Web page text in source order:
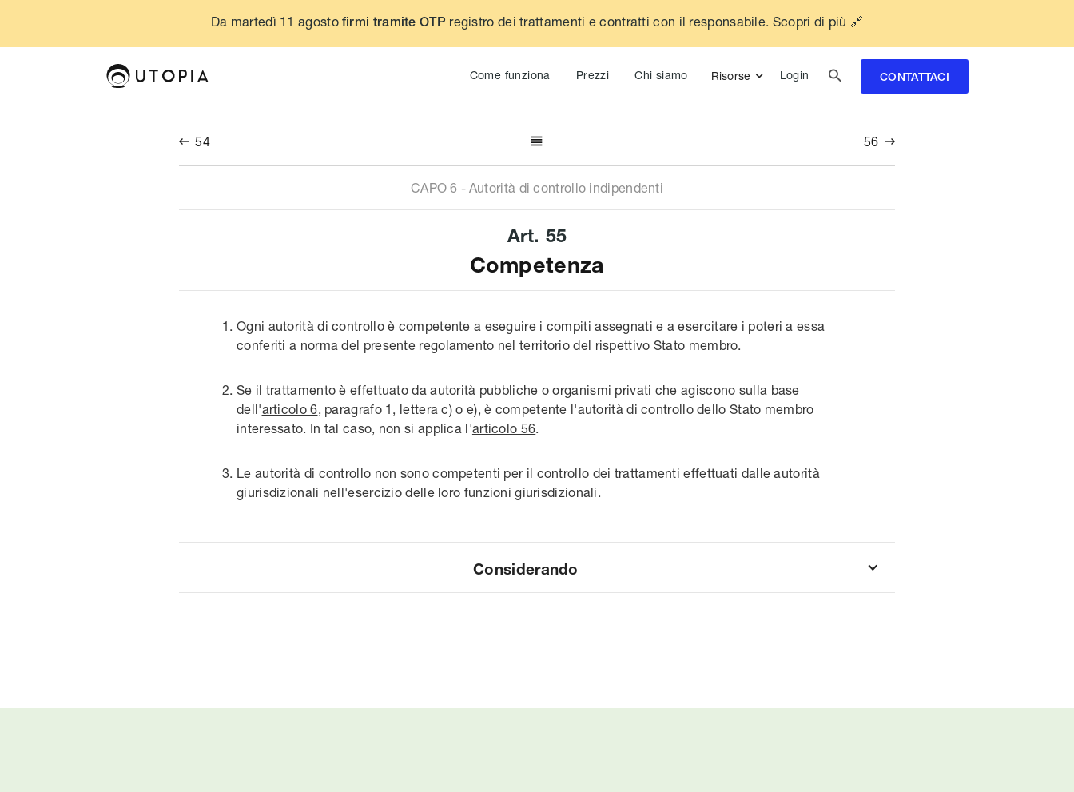
Da martedì 11 agostofirmi tramite OTP registro dei trattamenti e contratti con il responsabile. Scopri di più 🔗
Come funziona Prezzi Chi siamo Risorse Login  CONTATTACI
 54  56 
CAPO 6 - Autorità di controllo indipendenti
Art. 55
Competenza
Ogni autorità di controllo è competente a eseguire i compiti assegnati e a esercitare i poteri a essa
conferiti a norma del presente regolamento nel territorio del rispettivo Stato membro.
Se il trattamento è effettuato da autorità pubbliche o organismi privati che agiscono sulla base
dell'articolo 6, paragrafo 1, lettera c) o e), è competente l'autorità di controllo dello Stato membro
interessato. In tal caso, non si applica l'articolo 56.
Le autorità di controllo non sono competenti per il controllo dei trattamenti effettuati dalle autorità
giurisdizionali nell'esercizio delle loro funzioni giurisdizionali.
Considerando